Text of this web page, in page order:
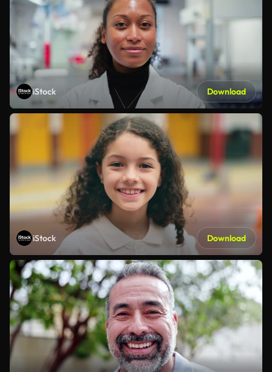
iStock Download
iStock Download